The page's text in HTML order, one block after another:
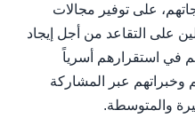
على توفير مجالات
على التقاعد من أجل إيجاد
في استقرارهم أسرياً
عبر المشاركة
والمتوسطة.